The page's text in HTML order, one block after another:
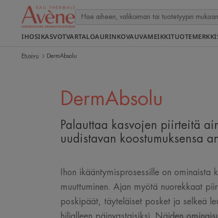
IHOSIKASVOTVARTALOAURINKOVAUVAMEIKKITUOTEMERKKI
Etusivu DermAbsolu
DermAbsolu
Palauttaa kasvojen piirteitä
uudistavan koostumuksensa
Ihon ikääntymisprosessille on ominaista
muuttuminen. Ajan myötä nuorekkaat
poskipäät, täyteläiset posket ja selkeä
hiljalleen päinvastaisiksi. Näiden